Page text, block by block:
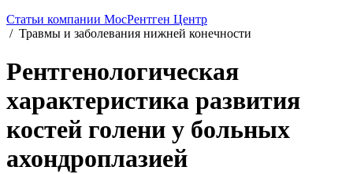
Статьи компании МосРентген Центр
/ Травмы и заболевания нижней конечности
Рентгенологическая
характеристика развития
костей голени у больных
ахондроплазией